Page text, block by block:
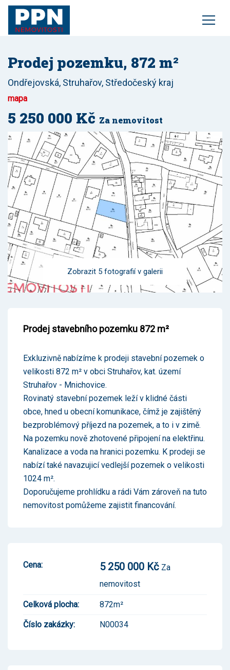
služby
realitní rádce
o nás
Prodej pozemku, 872 m²
Ondřejovská, Struhařov, Středočeský kraj
mapa
5 250 000 Kč Za nemovitost
Zobrazit 5 fotografií v galerii
Prodej stavebního pozemku 872 m²
Exkluzivně nabízíme k prodeji stavební pozemek o
velikosti 872 m² v obci Struhařov, kat. území
Struhařov - Mnichovice.
Rovinatý stavební pozemek leží v klidné části
obce, hned u obecní komunikace, čímž je zajištěný
bezproblémový příjezd na pozemek, a to i v zimě.
Na pozemku nově zhotovené připojení na elektřinu.
Kanalizace a voda na hranici pozemku. K prodeji se
nabízí také navazujicí vedlejší pozemek o velikosti
1024 m².
Doporučujeme prohlídku a rádi Vám zároveň na tuto
nemovitost pomůžeme zajistit financování.
Cena: 5 250 000 Kč Za
nemovitost
Celková plocha: 872m²
Číslo zakázky: N00034